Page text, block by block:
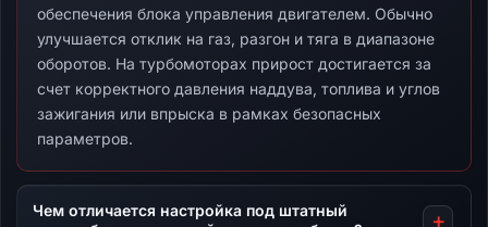
обеспечения блока управления двигателем. Обычно
улучшается отклик на газ, разгон и тяга в диапазоне
оборотов. На турбомоторах прирост достигается за
счет корректного давления наддува, топлива и углов
зажигания или впрыска в рамках безопасных
параметров.
Чем отличается настройка под штатный